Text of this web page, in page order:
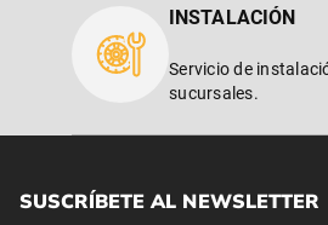
INSTALACIÓN
Servicio de
sucursales.
SUSCRÍBETE AL NEWSLETTER